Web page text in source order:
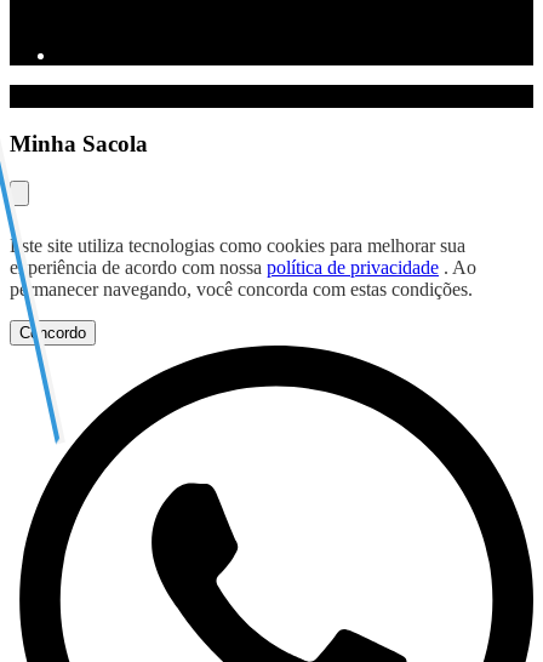
Minha Sacola
Este site utiliza tecnologias como cookies para melhorar sua
experiência de acordo com nossa política de privacidade . Ao
permanecer navegando, você concorda com estas condições.
Concordo